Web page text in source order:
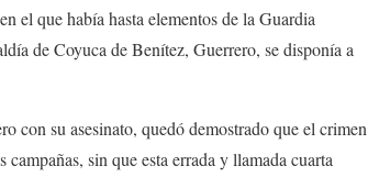
el que había hasta elementos de la Guardia
de Coyuca de Benítez, Guerrero, se disponía a
con su asesinato, quedó demostrado que el crimen
sin que esta errada y llamada cuarta